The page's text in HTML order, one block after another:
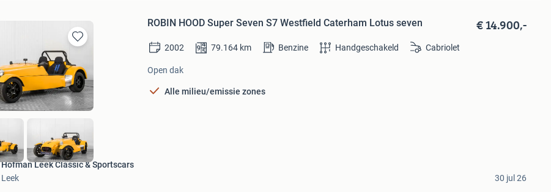
Bewaren
in
Mijn
Favorieten
ROBIN HOOD Super Seven S7 Westfield Caterham Lotus seven € 14.900,-
2002 79.164 km Benzine Handgeschakeld Cabriolet
Open dak
Alle milieu/emissie zones
Hofman Leek Classic & Sportscars
Leek
30 jul 26